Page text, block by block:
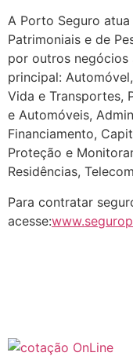
A Porto Seguro
Patrimoniais e de
por outros
principal:
Vida e Transportes,
e Automóveis,
Financiamento,
Proteção e
Residências,
Para contratar
acesse: